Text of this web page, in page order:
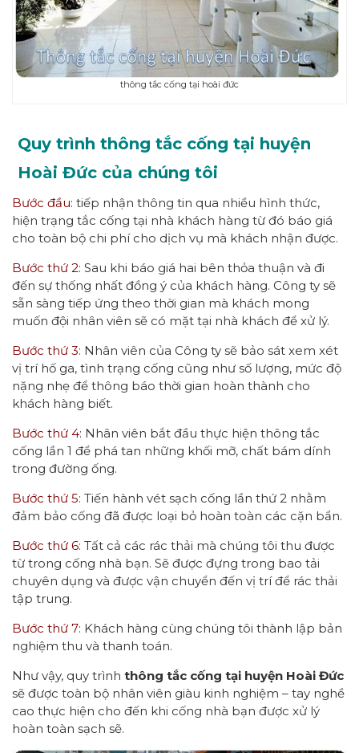
thông tắc cống tại hoài đức
Quy trình thông tắc cống tại huyện
Hoài Đức của chúng tôi
Bước đầu: tiếp nhận thông tin qua nhiều hình thức,
hiện trạng tắc cống tại nhà khách hàng từ đó báo giá
cho toàn bộ chi phí cho dịch vụ mà khách nhận được.
Bước thứ 2: Sau khi báo giá hai bên thỏa thuận và đi
đến sự thống nhất đồng ý của khách hàng. Công ty sẽ
sẵn sàng tiếp ứng theo thời gian mà khách mong
muốn đội nhân viên sẽ có mặt tại nhà khách để xử lý.
Bước thứ 3: Nhân viên của Công ty sẽ bảo sát xem xét
vị trí hố ga, tình trạng cống cũng như số lượng, mức độ
nặng nhẹ để thông báo thời gian hoàn thành cho
khách hàng biết.
Bước thứ 4: Nhân viên bắt đầu thực hiện thông tắc
cống lần 1 để phá tan những khối mỡ, chất bám dính
trong đường ống.
Bước thứ 5: Tiến hành vét sạch cống lần thứ 2 nhằm
đảm bảo cống đã được loại bỏ hoàn toàn các cặn bẩn.
Bước thứ 6: Tất cả các rác thải mà chúng tôi thu được
từ trong cống nhà bạn. Sẽ được đựng trong bao tải
chuyên dụng và được vận chuyển đến vị trí để rác thải
tập trung.
Bước thứ 7: Khách hàng cùng chúng tôi thành lập bản
nghiệm thu và thanh toán.
Như vậy, quy trình thông tắc cống tại huyện Hoài Đức
sẽ được toàn bộ nhân viên giàu kinh nghiệm – tay nghề
cao thực hiện cho đến khi cống nhà bạn được xử lý
hoàn toàn sạch sẽ.